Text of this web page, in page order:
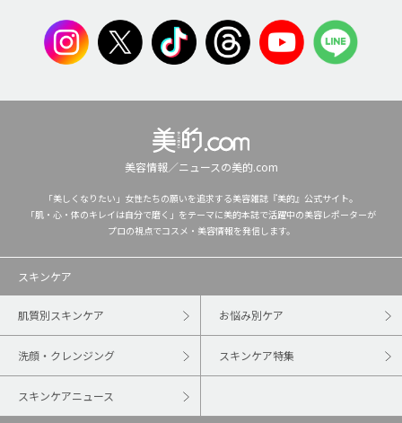
美容情報／ニュースの美的.com
「美しくなりたい」女性たちの願いを追求する美容雑誌『美的』公式サイト。
「肌・心・体のキレイは自分で磨く」をテーマに美的本誌で活躍中の美容レポーターが
プロの視点でコスメ・美容情報を発信します。
スキンケア
肌質別スキンケア お悩み別ケア
洗顔・クレンジング スキンケア特集
スキンケアニュース